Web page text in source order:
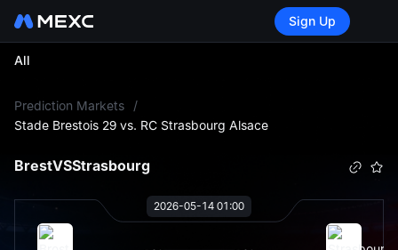
Sign Up
All
Prediction Markets
/
Stade Brestois 29 vs. RC Strasbourg Alsace
BrestVSStrasbourg
2026-05-14 01:00